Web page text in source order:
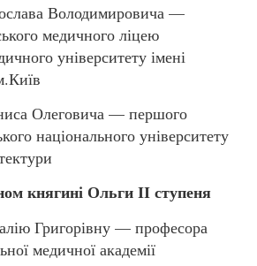
Володимировича —
медичного ліцею
університету імені
Олеговича — першого
національного університету
княгині Ольги ІІ ступеня
Григорівну — професора
медичної академії